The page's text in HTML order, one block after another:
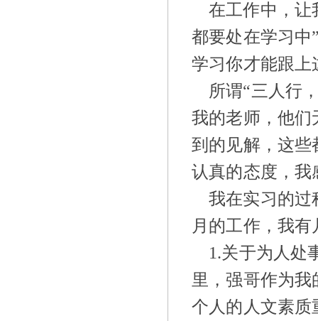
在工作中，让
都要处在学习中
学习你才能跟上
所谓“三人行
我的老师，他们
到的见解，这些
认真的态度，我
我在实习的过
月的工作，我
1.关于为人处
里，强哥作为
个人的人文素质